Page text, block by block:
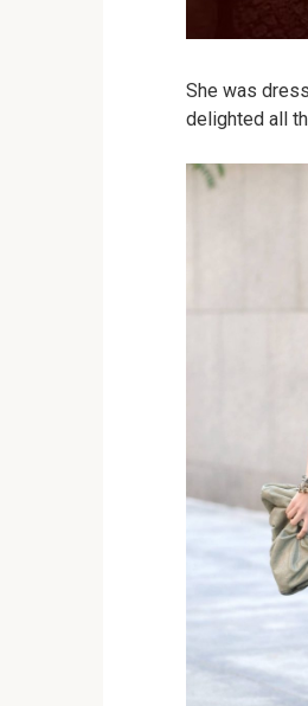
She was
delighted all